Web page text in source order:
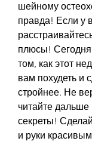
шейному
правда! Если у
плюсы!
том, как этот
вам похудеть и
стройнее. Не
читайте дальше
секреты!
и руки